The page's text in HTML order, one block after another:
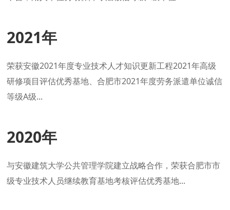
2021年
荣获安徽2021年度专业技术人才知识更新工程2021年高级
研修项目评估优秀基地、合肥市2021年度劳务派遣单位诚信
等级A级...
2020年
与安徽建筑大学公共管理学院建立战略合作，荣获合肥市市
级专业技术人员继续教育基地考核评估优秀基地...